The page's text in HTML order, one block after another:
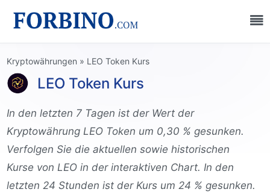
Kryptowährungen » LEO Token Kurs
LEO Token Kurs
In den letzten 7 Tagen ist der Wert der
Kryptowährung LEO Token um 0,30 % gesunken.
Verfolgen Sie die aktuellen sowie historischen
Kurse von LEO in der interaktiven Chart. In den
letzten 24 Stunden ist der Kurs um 24 % gesunken.